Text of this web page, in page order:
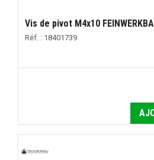
Vis de pivot M4x10
Réf. : 18401739